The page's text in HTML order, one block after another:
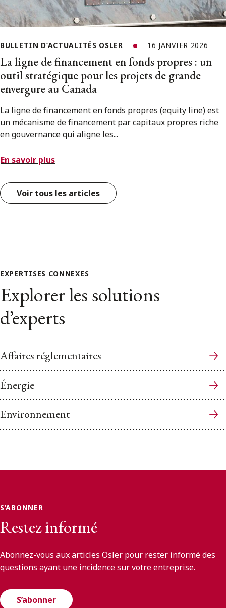
BULLETIN D’ACTUALITÉS OSLER 16 JANVIER 2026
La ligne de financement en fonds propres : un
outil stratégique pour les projets de grande
envergure au Canada
La ligne de financement en fonds propres (equity line) est
un mécanisme de financement par capitaux propres riche
en gouvernance qui aligne les...
En savoir plus
Voir tous les articles
EXPERTISES CONNEXES
Explorer les solutions
d’experts
Affaires réglementaires
Énergie
Environnement
S’ABONNER
Restez informé
Abonnez-vous aux articles Osler pour rester informé des
questions ayant une incidence sur votre entreprise.
S’abonner